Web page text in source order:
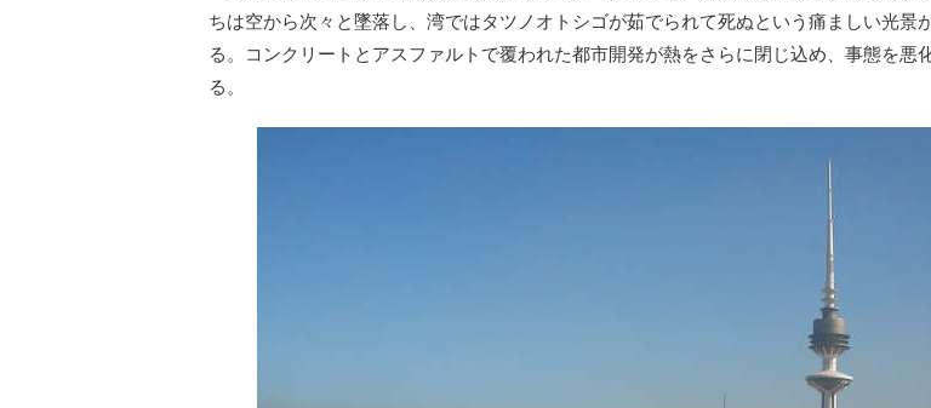
ちは空から次々と墜落し、湾ではタツノオトシゴが茹でられて死ぬという痛ましい光景
る。コンクリートとアスファルトで覆われた都市開発が熱をさらに閉じ込め、事態を悪
る。